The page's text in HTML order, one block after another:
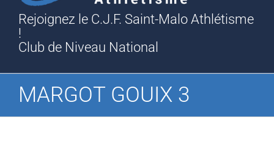
Rejoignez le C.J.F. Saint-Malo Athlétisme
!
Club de Niveau National
MARGOT GOUIX 3